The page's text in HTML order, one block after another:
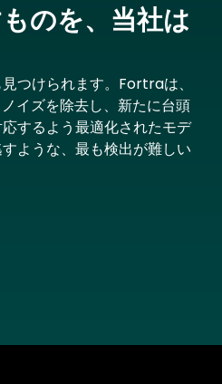
のを、当社は
つけられます。Fortraは、
イズを除去し、新たに台頭
するよう最適化されたモデ
ような、最も検出が難しい